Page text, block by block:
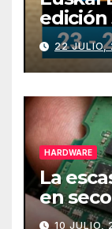
edición
julio
22 JULIO,
HARDWARE
La
en
de PCs
10 JULIO,